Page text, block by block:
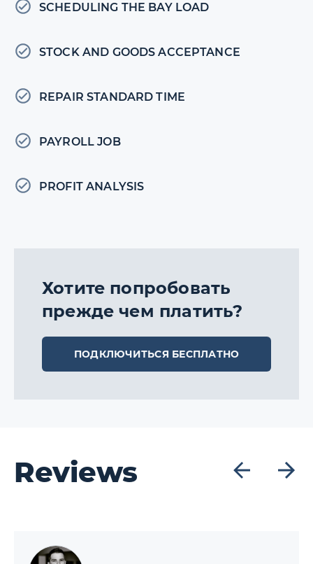
SCHEDULING THE BAY LOAD
STOCK AND GOODS ACCEPTANCE
REPAIR STANDARD TIME
PAYROLL JOB
PROFIT ANALYSIS
Хотите попробовать
прежде чем платить?
ПОДКЛЮЧИТЬСЯ БЕСПЛАТНО
Reviews